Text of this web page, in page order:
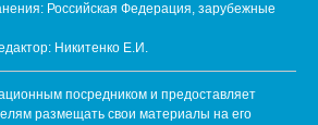
Российская Федерация, зарубежные
Никитенко Е.И.
посредником и предоставляет
размещать свои материалы на его